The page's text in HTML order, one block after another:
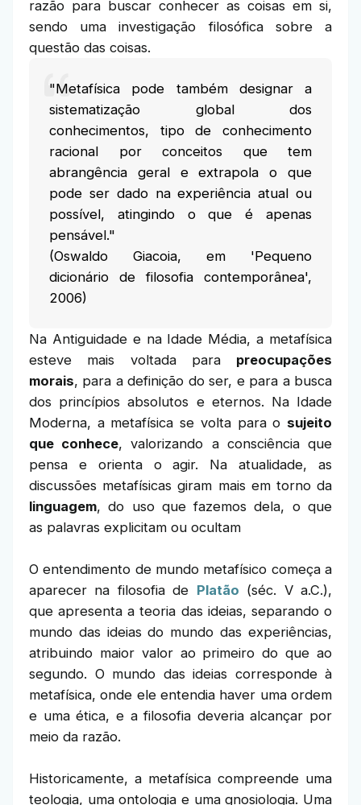
razão para buscar conhecer as coisas em si,
sendo uma investigação filosófica sobre a
questão das coisas.
"Metafísica pode também designar a
sistematização global dos
conhecimentos, tipo de conhecimento
racional por conceitos que tem
abrangência geral e extrapola o que
pode ser dado na experiência atual ou
possível, atingindo o que é apenas
pensável."
(Oswaldo Giacoia, em 'Pequeno
dicionário de filosofia contemporânea',
2006)
Na Antiguidade e na Idade Média, a metafísica
esteve mais voltada para preocupações
morais, para a definição do ser, e para a busca
dos princípios absolutos e eternos. Na Idade
Moderna, a metafísica se volta para o sujeito
que conhece, valorizando a consciência que
pensa e orienta o agir. Na atualidade, as
discussões metafísicas giram mais em torno da
linguagem, do uso que fazemos dela, o que
as palavras explicitam ou ocultam
O entendimento de mundo metafísico começa a
aparecer na filosofia de Platão (séc. V a.C.),
que apresenta a teoria das ideias, separando o
mundo das ideias do mundo das experiências,
atribuindo maior valor ao primeiro do que ao
segundo. O mundo das ideias corresponde à
metafísica, onde ele entendia haver uma ordem
e uma ética, e a filosofia deveria alcançar por
meio da razão.
Historicamente, a metafísica compreende uma
teologia, uma ontologia e uma gnosiologia. Uma